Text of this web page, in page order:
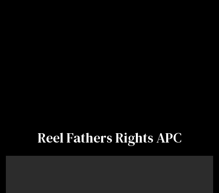
Reel Fathers Rights APC